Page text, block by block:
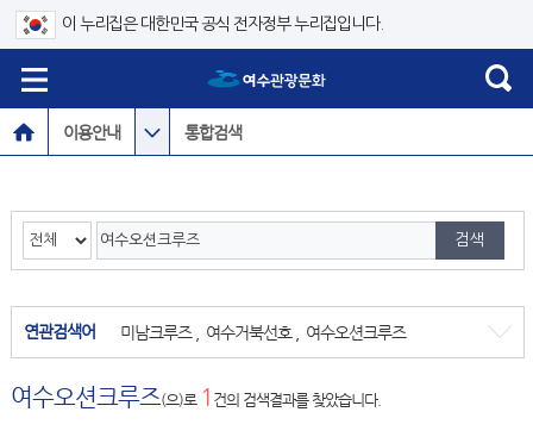
이 누리집은 대한민국 공식 전자정부 누리집입니다.
이용안내 통합검색
연관검색어 미남크루즈, 여수거북선호, 여수오션크루즈
여수오션크루즈(으)로 1 건의 검색결과를 찾았습니다.